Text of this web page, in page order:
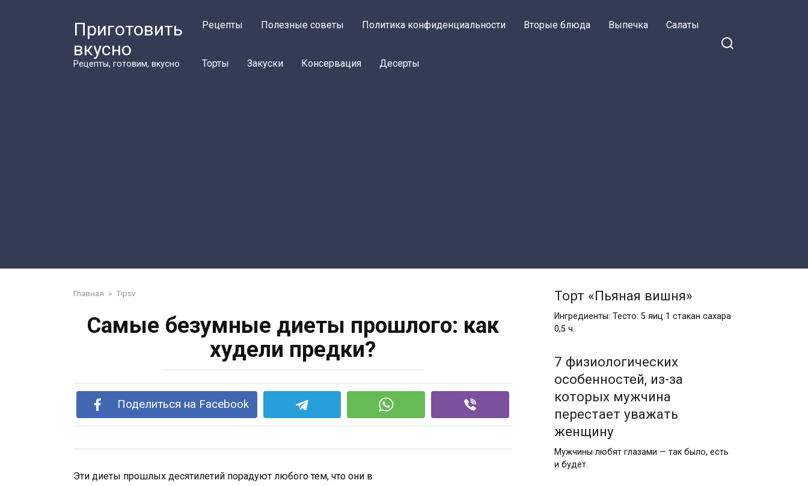
Приготовить
вкусно
Рецепты, готовим, вкусно
Рецепты Полезные советы Политика конфиденциальности Вторые блюда Выпечка Салаты
Торты Закуски Консервация Десерты
Главная » Tipsv
Самые безумные диеты прошлого: как
худели предки?
Поделиться на Facebook
Эти диеты прошлых десятилетий порадуют любого тем, что они в
Торт «Пьяная вишня»
Ингредиенты: Тесто: 5 яиц 1 стакан сахара
0,5 ч.
7 физиологических
особенностей, из-за
которых мужчина
перестает уважать
женщину
Мужчины любят глазами — так было, есть
и будет.